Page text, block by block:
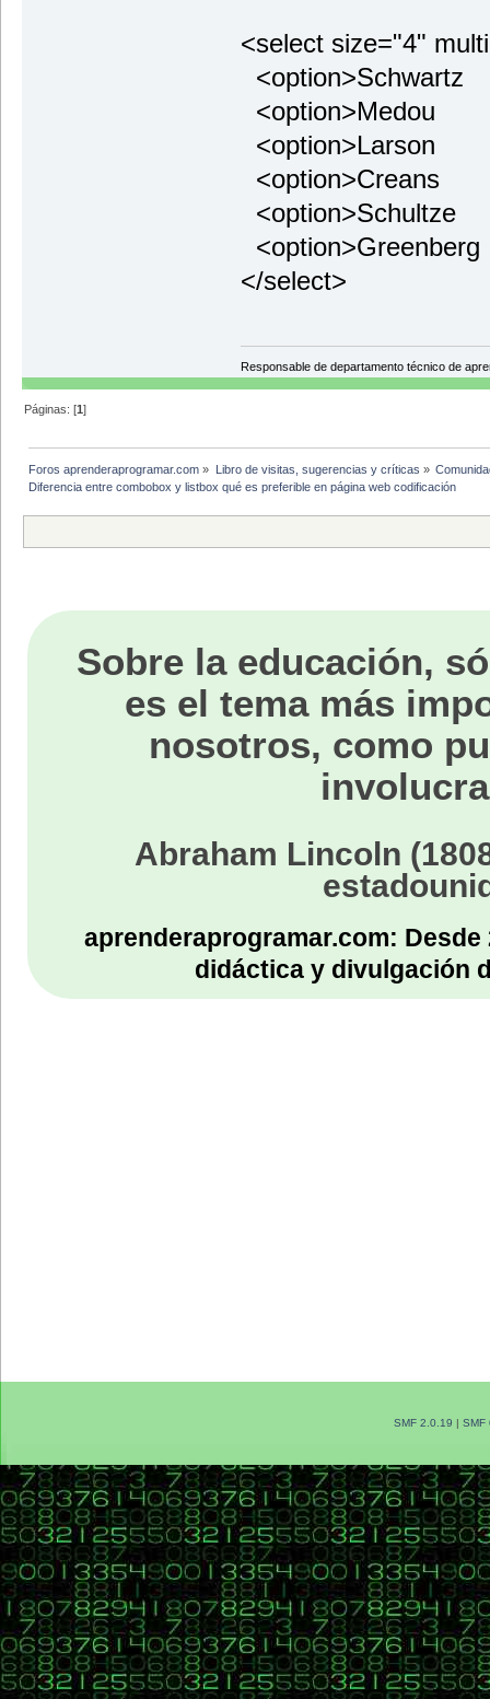
<select size="4"
<option>Schwartz
<option>Medou
<option>Larson
<option>Creans
<option>Schultze
<option>Greenberg
</select>
Responsable de departamento técnico de
Páginas: [1]
Foros aprenderaprogramar.com » Libro de visitas, sugerencias y críticas »
Diferencia entre combobox y listbox qué es preferible en página web codificación
Sobre la educación,
es el tema más
nosotros, como
Abraham Lincoln
aprenderaprogramar.com:
didáctica y divulgación
SMF 2.0.19 | SMF